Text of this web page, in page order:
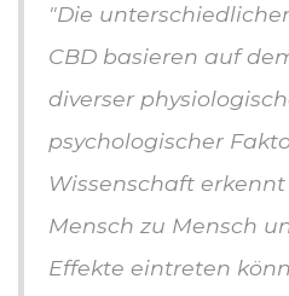
"Die
CBD basieren auf
diverser
psychologischer
Wissenschaft
Mensch zu Mensch
Effekte eintreten